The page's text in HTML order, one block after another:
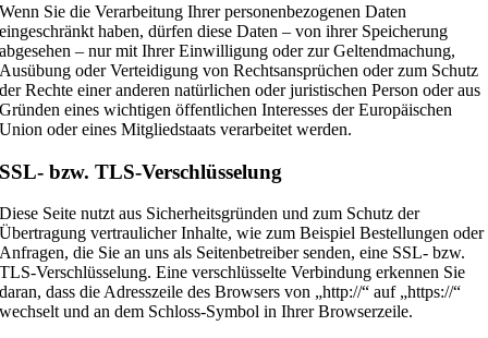
Wenn Sie die Verarbeitung Ihrer personenbezogenen Daten
eingeschränkt haben, dürfen diese Daten – von ihrer Speicherung
abgesehen – nur mit Ihrer Einwilligung oder zur Geltendmachung,
Ausübung oder Verteidigung von Rechtsansprüchen oder zum Schutz
der Rechte einer anderen natürlichen oder juristischen Person oder aus
Gründen eines wichtigen öffentlichen Interesses der Europäischen
Union oder eines Mitgliedstaats verarbeitet werden.
SSL- bzw. TLS-Verschlüsselung
Diese Seite nutzt aus Sicherheitsgründen und zum Schutz der
Übertragung vertraulicher Inhalte, wie zum Beispiel Bestellungen oder
Anfragen, die Sie an uns als Seitenbetreiber senden, eine SSL- bzw.
TLS-Verschlüsselung. Eine verschlüsselte Verbindung erkennen Sie
daran, dass die Adresszeile des Browsers von „http://“ auf „https://“
wechselt und an dem Schloss-Symbol in Ihrer Browserzeile.